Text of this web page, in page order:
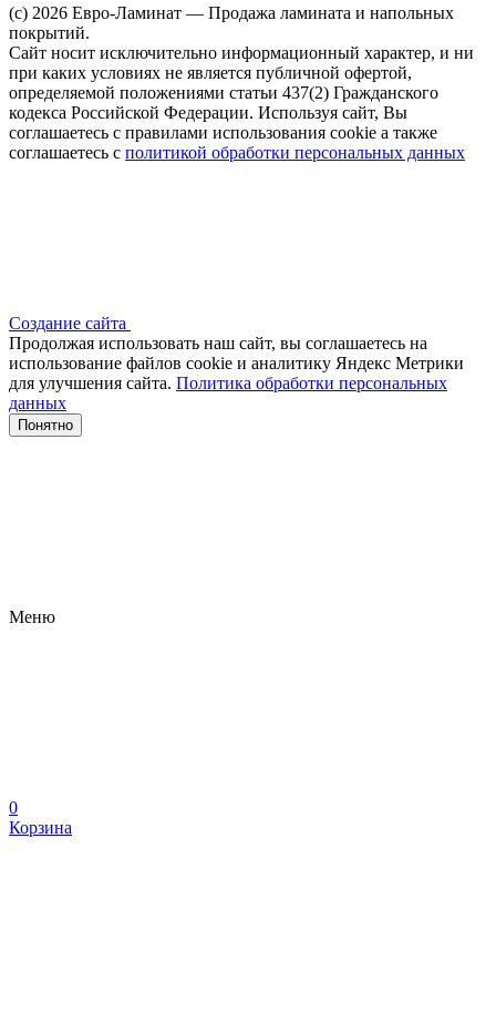
(c) 2026 Евро-Ламинат — Продажа ламината и напольных
покрытий.
Сайт носит исключительно информационный характер, и ни
при каких условиях не является публичной офертой,
определяемой положениями статьи 437(2) Гражданского
кодекса Российской Федерации. Используя сайт, Вы
соглашаетесь с правилами использования cookie а также
соглашаетесь с политикой обработки персональных данных
Создание сайта
Продолжая использовать наш сайт, вы соглашаетесь на
использование файлов сооkіе и аналитику Яндекс Метрики
для улучшения сайта. Политика обработки персональных
данных
Понятно
Меню
0
Корзина